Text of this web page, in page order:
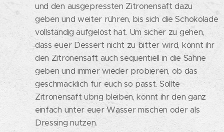
und den ausgepressten Zitronensaft dazu
geben und weiter rühren, bis sich die Schokolade
vollständig aufgelöst hat. Um sicher zu gehen,
dass euer Dessert nicht zu bitter wird, könnt ihr
den Zitronensaft auch sequentiell in die Sahne
geben und immer wieder probieren, ob das
geschmacklich für euch so passt. Sollte
Zitronensaft übrig bleiben, könnt ihr den ganz
einfach unter euer Wasser mischen oder als
Dressing nutzen.